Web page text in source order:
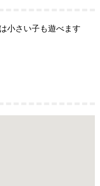
小さい子も遊べます